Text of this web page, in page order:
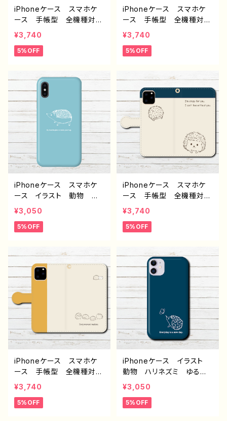
iPhoneケース スマホケ
ース 手帳型 全機種対
応 おしゃれ 動物 イラ
スト ハリネズミ シンプ
ル ゆるかわ iPhone15/1
axy Android 人気 オ
リジナル デザイン グッ
ズ 個性的 おすすめ ク
リエイター イラストレータ
ー 絵師 タイトル：ハリネ
作：Hanami F-5
¥3,740
5%OFF
iPhoneケース スマホケ
ース 手帳型 全機種対
応 おしゃれ ハリネズ
ミ 動物 イラスト シン
プル かわいい ゆるか
oid 人気 オリジナル
デザイン グッズ 個性
的 おすすめ クリエイタ
ー イラストレーター 絵
師 タイトル：さくらんぼと
ハリネズミ手帳型スマホケ
ース 作：Hanami F-5
¥3,740
5%OFF
iPhoneケース スマホケ
ース イラスト 動物 ハ
リネズミ シンプル おしゃ
れ かわいい ゆるかわ
大人女子 レディース iP
気 オリジナル デザイ
ン グッズ 個性的 Andr
oid アンドロイド ケー
ス クリエイター イラスト
レーター 絵師 タイトル：
ハグハリネズミ 水色 作：
Hanami F-5
¥3,050
5%OFF
iPhoneケース スマホケ
ース 手帳型 全機種対
応 おしゃれ ハリネズ
ミ 動物 イラスト シン
プル かわいい ゆるか
AQUOS Xperia Goo
glepixel Galaxy Andr
oid 人気 オリジナル
デザイン グッズ 個性
ー イラストレーター 絵
師 タイトル：ハリネズミ
青 作：Hanami F-5
¥3,740
5%OFF
iPhoneケース スマホケ
ース 手帳型 全機種対
応 ハリネズミ 動物 イ
ラスト ゆるかわ おしゃ
れ かわいい 大人女子
¥3,740
5%OFF
iPhoneケース イラスト
動物 ハリネズミ ゆるか
わ 大人女子 レディー
ス iPhone17/16/15/14/1
3/12/11 AQUOS Xperi
¥3,050
5%OFF